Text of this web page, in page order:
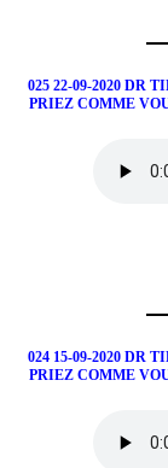
025 22-09-2020 DR
PRIEZ COMME
024 15-09-2020 DR
PRIEZ COMME